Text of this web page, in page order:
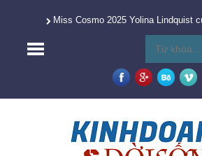
Miss Cosmo 2025 Yolina Lindquist